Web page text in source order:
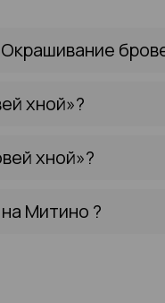
хной»?
хной»?
Митино ?